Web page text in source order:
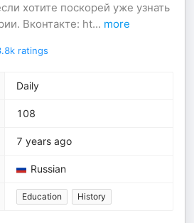
хотите поскорей уже узнать
Вконтакте: ht... more
ratings
Daily
108
7 years ago
Russian
Education History